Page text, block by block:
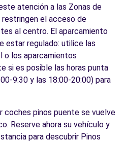
atención a las Zonas de
restringen el acceso de
al centro. El aparcamiento
estar regulado: utilice las
o los aparcamientos
si es posible las horas punta
9:30 y las 18:00-20:00) para
coches pinos puente se vuelve
Reserve ahora su vehículo y
para descubrir Pinos